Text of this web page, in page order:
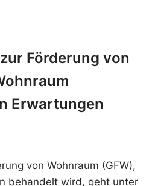
Förderung von
Erwartungen
von Wohnraum (GFW),
behandelt wird, geht unter